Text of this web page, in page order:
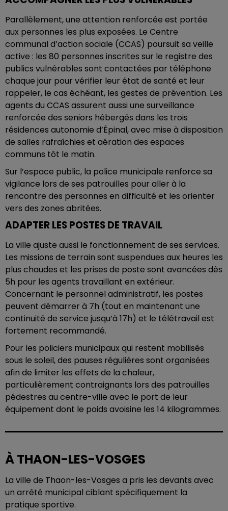
Parallèlement, une attention renforcée est portée
aux personnes les plus exposées. Le Centre
communal d’action sociale (CCAS) poursuit sa veille
active : les 80 personnes inscrites sur le registre des
publics vulnérables sont contactées par téléphone
chaque jour pour vérifier leur état de santé et leur
rappeler, le cas échéant, les gestes de prévention. Les
agents du CCAS assurent aussi une surveillance
renforcée des seniors hébergés dans les trois
résidences autonomie d’Épinal, avec mise à disposition
de salles rafraîchies et aération des espaces
communs tôt le matin.
Sur l’espace public, la police municipale renforce sa
vigilance lors de ses patrouilles pour aller à la
rencontre des personnes en difficulté et les orienter
vers des zones abritées.
ADAPTER LES POSTES DE TRAVAIL
La ville ajuste aussi le fonctionnement de ses services.
Les missions de terrain sont suspendues aux heures les
plus chaudes et les prises de poste sont avancées dès
5h pour les agents travaillant en extérieur.
Concernant le personnel administratif, les postes
peuvent démarrer à 7h (tout en maintenant une
continuité de service jusqu’à 17h) et le télétravail est
fortement recommandé.
Pour les policiers municipaux qui restent mobilisés
sous le soleil, des pauses régulières sont organisées
afin de limiter les effets de la chaleur,
particulièrement contraignants lors des patrouilles
pédestres au centre-ville avec le port de leur
équipement dont le poids avoisine les 14 kilogrammes.
À THAON-LES-VOSGES
La ville de Thaon-les-Vosges a pris les devants avec
un arrêté municipal ciblant spécifiquement la
pratique sportive.